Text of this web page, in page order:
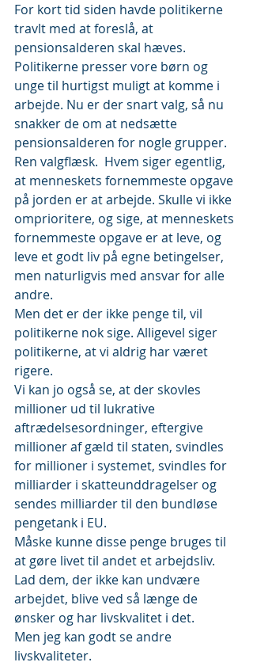
For kort tid siden havde politikerne
travlt med at foreslå, at
pensionsalderen skal hæves.
Politikerne presser vore børn og
unge til hurtigst muligt at komme i
arbejde. Nu er der snart valg, så nu
snakker de om at nedsætte
pensionsalderen for nogle grupper.
Ren valgflæsk.  Hvem siger egentlig,
at menneskets fornemmeste opgave
på jorden er at arbejde. Skulle vi ikke
omprioritere, og sige, at menneskets
fornemmeste opgave er at leve, og
leve et godt liv på egne betingelser,
men naturligvis med ansvar for alle
andre.
Men det er der ikke penge til, vil
politikerne nok sige. Alligevel siger
politikerne, at vi aldrig har været
rigere.
Vi kan jo også se, at der skovles
millioner ud til lukrative
aftrædelsesordninger, eftergive
millioner af gæld til staten, svindles
for millioner i systemet, svindles for
milliarder i skatteunddragelser og
sendes milliarder til den bundløse
pengetank i EU.
Måske kunne disse penge bruges til
at gøre livet til andet et arbejdsliv.
Lad dem, der ikke kan undvære
arbejdet, blive ved så længe de
ønsker og har livskvalitet i det.
Men jeg kan godt se andre
livskvaliteter.